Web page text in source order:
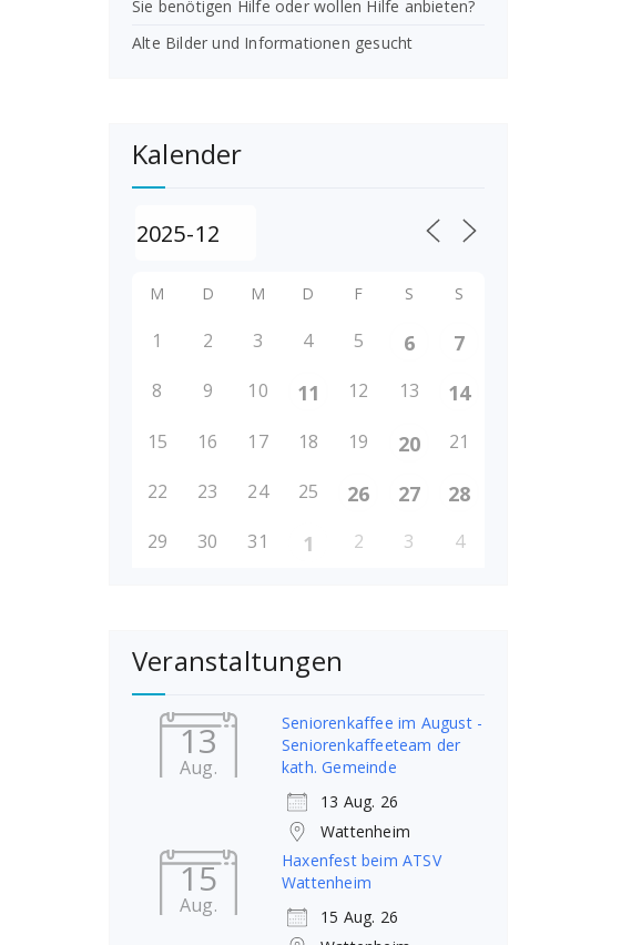
Sie benötigen Hilfe oder wollen Hilfe anbieten?
Alte Bilder und Informationen gesucht
Kalender
M D M D F S S
1 2 3 4 5 6 7
8 9 10 11 12 13 14
15 16 17 18 19 20 21
22 23 24 25 26 27 28
29 30 31 1 2 3 4
Veranstaltungen
13
Aug.
Seniorenkaffee im August -
Seniorenkaffeeteam der
kath. Gemeinde
13 Aug. 26
Wattenheim
15
Aug.
Haxenfest beim ATSV
Wattenheim
15 Aug. 26